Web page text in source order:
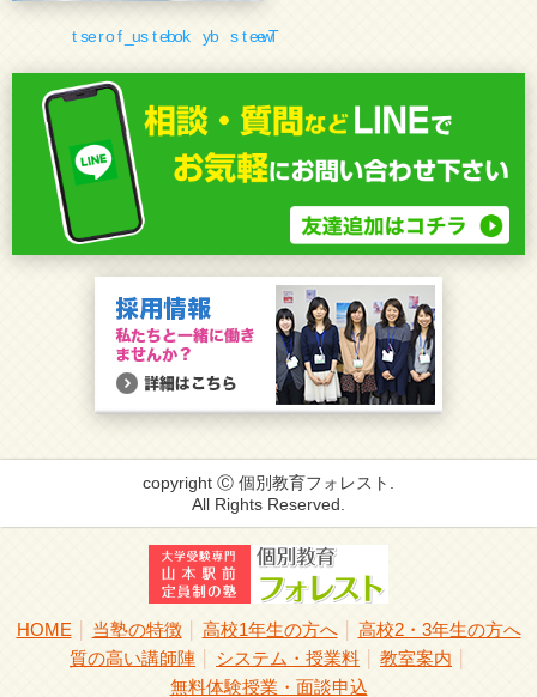
copyright Ⓒ 個別教育フォレスト.
All Rights Reserved.
HOME 当塾の特徴│ 高校1年生の方へ│ 高校2・3年生の方へ
質の高い講師陣
システム・授業料 教室案内
無料体験授業・面談申込